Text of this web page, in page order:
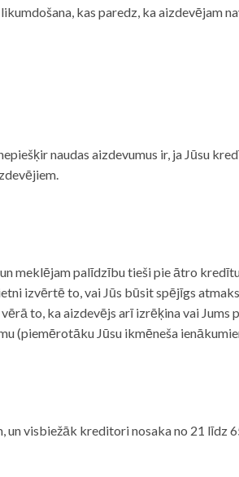
kas paredz, ka aizdevējam
naudas aizdevumus ir, ja Jūsu
meklējam palīdzību tieši pie ātro
izvērtē to, vai Jūs būsit spējīgs
to, ka aizdevējs arī izrēķina vai
(piemērotāku Jūsu ikmēneša
visbiežāk kreditori nosaka no 21 līdz